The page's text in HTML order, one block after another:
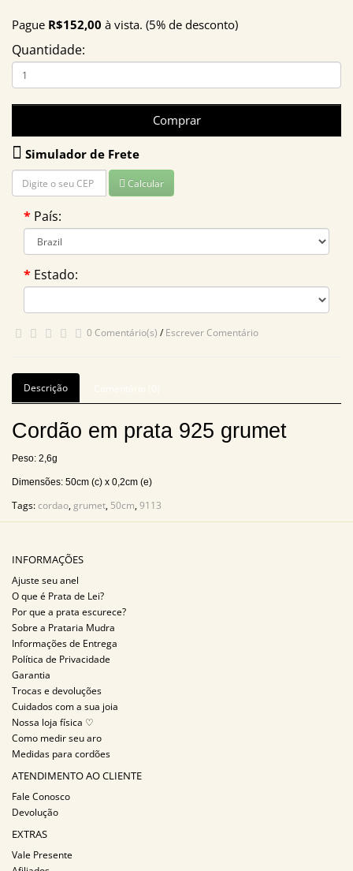
Pague R$152,00 à vista. (5% de desconto)
Quantidade:
Comprar
Simulador de Frete
Calcular
País:
Estado:
0 Comentário(s) /Escrever Comentário
Descrição
Cordão em prata 925 grumet
Peso: 2,6g
Dimensões: 50cm (c) x 0,2cm (e)
Tags:cordao, grumet, 50cm,9113
INFORMAÇÕES
Ajuste seu anel
O que é Prata de Lei?
Por que a prata escurece?
Sobre a Prataria Mudra
Informações de Entrega
Política de Privacidade
Garantia
Trocas e devoluções
Cuidados com a sua joia
Nossa loja física ♡
Como medir seu aro
Medidas para cordões
ATENDIMENTO AO CLIENTE
Fale Conosco
Devolução
EXTRAS
Vale Presente